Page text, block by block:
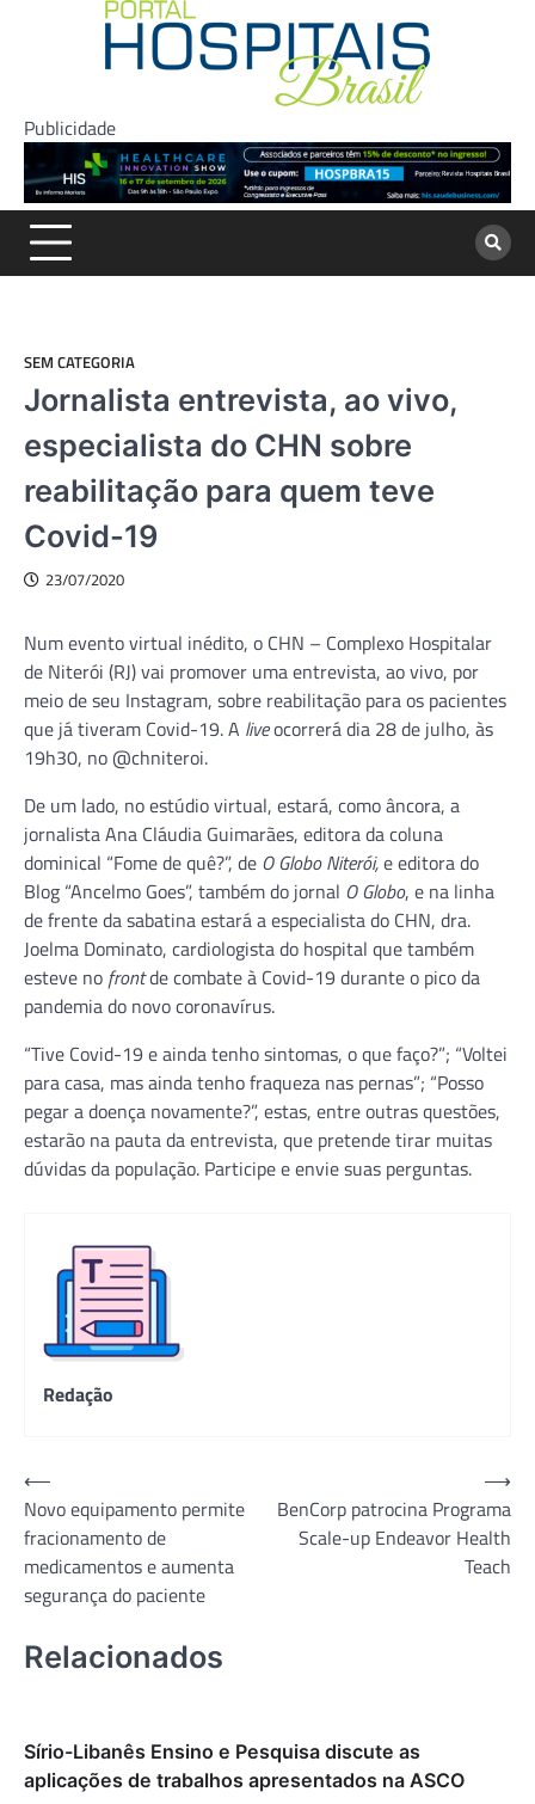
Publicidade
SEM CATEGORIA
Jornalista entrevista, ao vivo,
especialista do CHN sobre
reabilitação para quem teve
Covid-19
23/07/2020
Num evento virtual inédito, o CHN – Complexo Hospitalar
de Niterói (RJ) vai promover uma entrevista, ao vivo, por
meio de seu Instagram, sobre reabilitação para os pacientes
que já tiveram Covid-19. A liveocorrerá dia 28 de julho, às
19h30, no @chniteroi.
De um lado, no estúdio virtual, estará, como âncora, a
jornalista Ana Cláudia Guimarães, editora da coluna
dominical “Fome de quê?”, de O Globo Niterói,e editora do
Blog “Ancelmo Goes”, também do jornal O Globo, e na linha
de frente da sabatina estará a especialista do CHN, dra.
Joelma Dominato, cardiologista do hospital que também
esteve no frontde combate à Covid-19 durante o pico da
pandemia do novo coronavírus.
“Tive Covid-19 e ainda tenho sintomas, o que faço?”; “Voltei
para casa, mas ainda tenho fraqueza nas pernas”; “Posso
pegar a doença novamente?”, estas, entre outras questões,
estarão na pauta da entrevista, que pretende tirar muitas
dúvidas da população. Participe e envie suas perguntas.
Redação
Navegação
de
Post
⟵
Novo equipamento permite
fracionamento de
medicamentos e aumenta
segurança do paciente
BenCorp patrocina Programa
Scale-up Endeavor Health
Teach
⟶
Relacionados
Sírio-Libanês Ensino e Pesquisa discute as
aplicações de trabalhos apresentados na ASCO